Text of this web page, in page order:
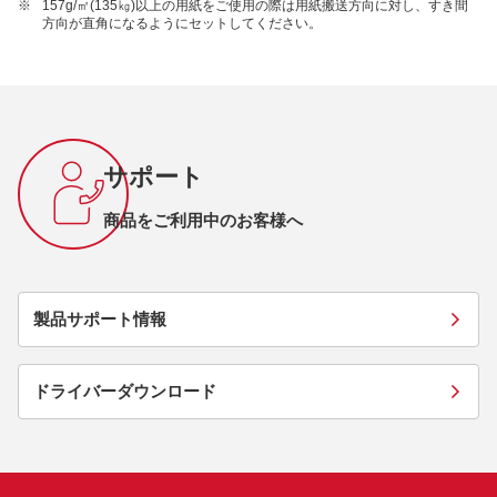
※
157g/㎡(135㎏)以上の用紙をご使用の際は用紙搬送方向に対し、すき間
方向が直角になるようにセットしてください。
サポート
商品をご利用中のお客様へ
製品サポート情報
ドライバーダウンロード